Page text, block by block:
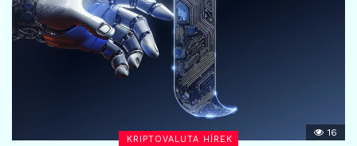
KRIPTOVALUTA HÍREK
16